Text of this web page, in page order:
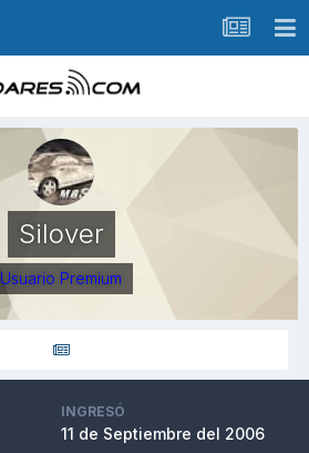
Silover
Usuario Premium
INGRESÓ
11 de Septiembre del 2006